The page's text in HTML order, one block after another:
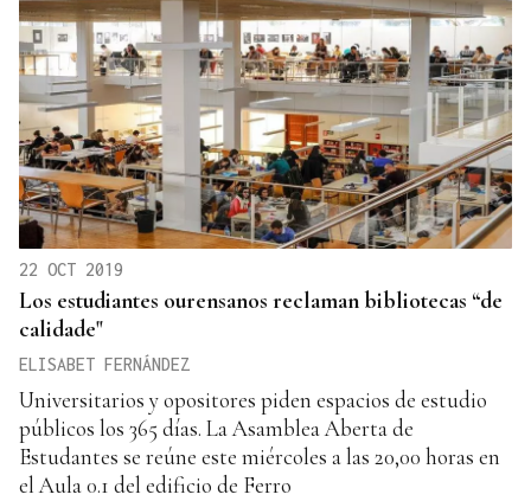
22 OCT 2019
Los estudiantes ourensanos reclaman bibliotecas “de
calidade"
ELISABET FERNÁNDEZ
Universitarios y opositores piden espacios de estudio
públicos los 365 días. La Asamblea Aberta de
Estudantes se reúne este miércoles a las 20,00 horas en
el Aula 0.1 del edificio de Ferro